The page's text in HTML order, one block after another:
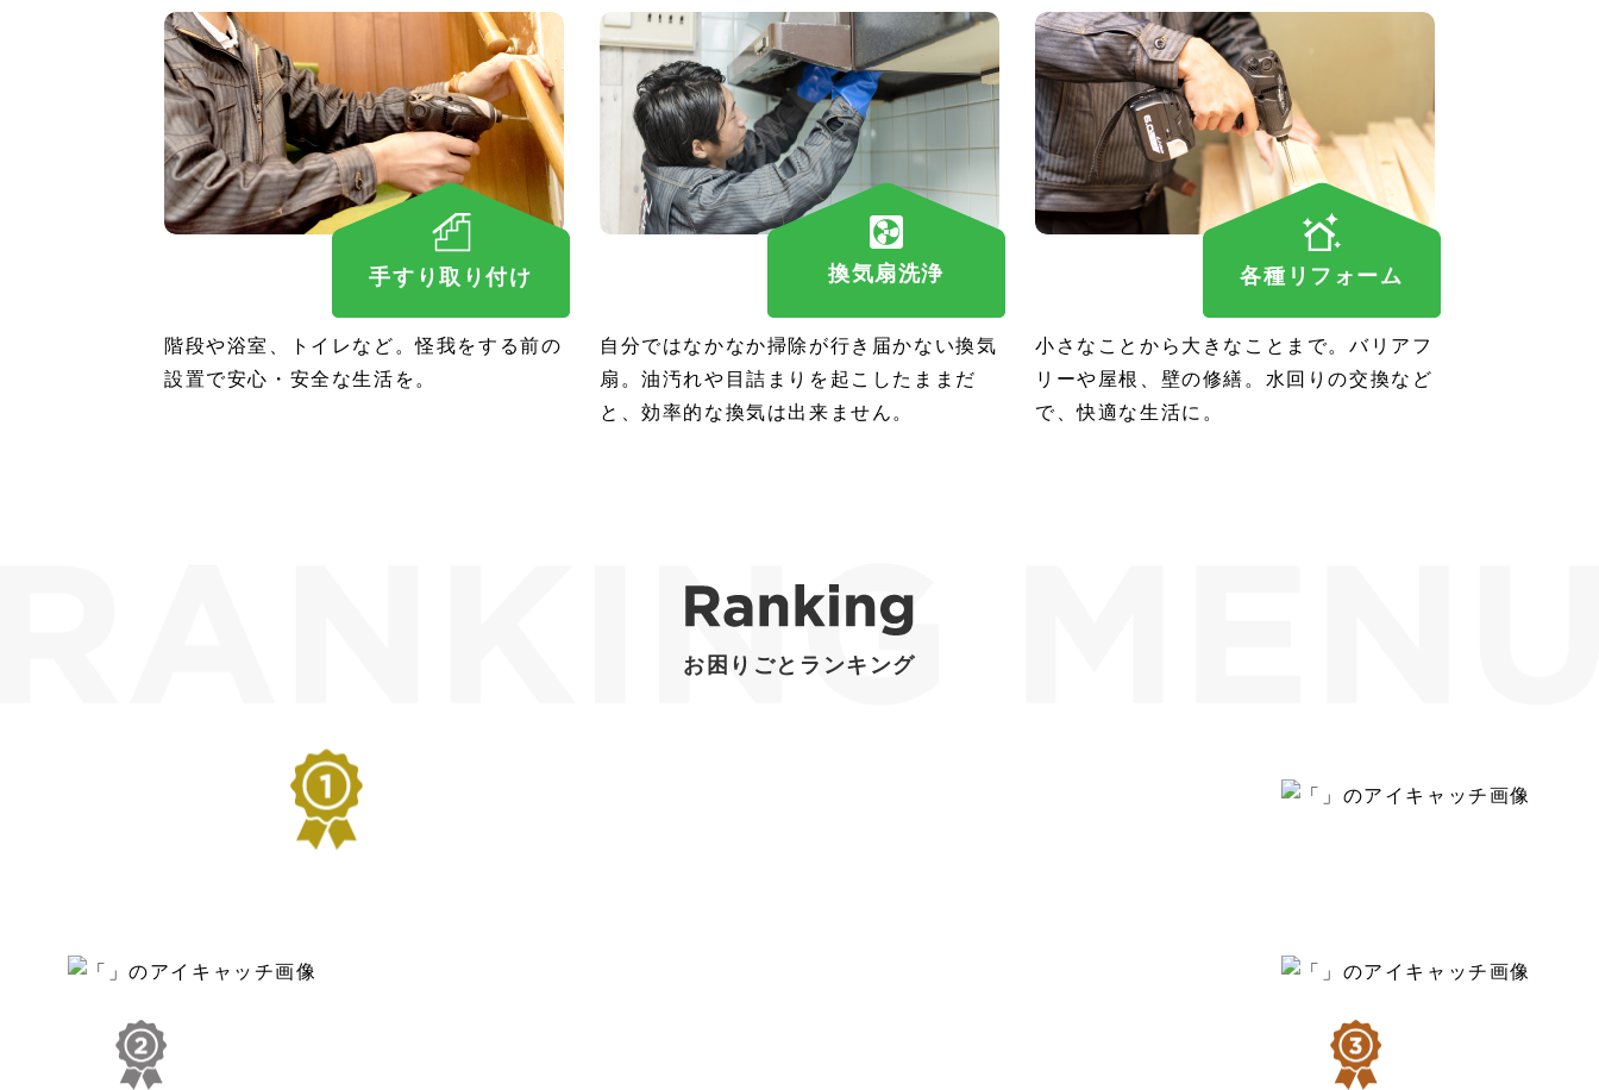
手すり取り付け
階段や浴室、トイレなど。怪我をする前の
設置で安心・安全な生活を。
換気扇洗浄
自分ではなかなか掃除が行き届かない換気
扇。油汚れや目詰まりを起こしたままだ
と、効率的な換気は出来ません。
各種リフォーム
小さなことから大きなことまで。バリアフ
リーや屋根、壁の修繕。水回りの交換など
で、快適な生活に。
お困りごとランキング